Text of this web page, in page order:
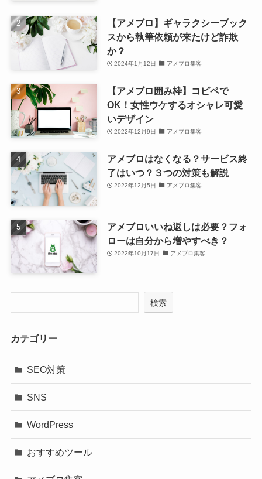
【アメブロ】ギャラクシーブック
スから執筆依頼が来たけど詐欺
か？
2024年1月12日 アメブロ集客
【アメブロ囲み枠】コピペで
OK！女性ウケするオシャレ可愛
いデザイン
2022年12月9日 アメブロ集客
アメブロはなくなる？サービス終
了はいつ？３つの対策も解説
2022年12月5日 アメブロ集客
アメブロいいね返しは必要？フォ
ローは自分から増やすべき？
2022年10月17日 アメブロ集客
検索
カテゴリー
SEO対策
SNS
WordPress
おすすめツール